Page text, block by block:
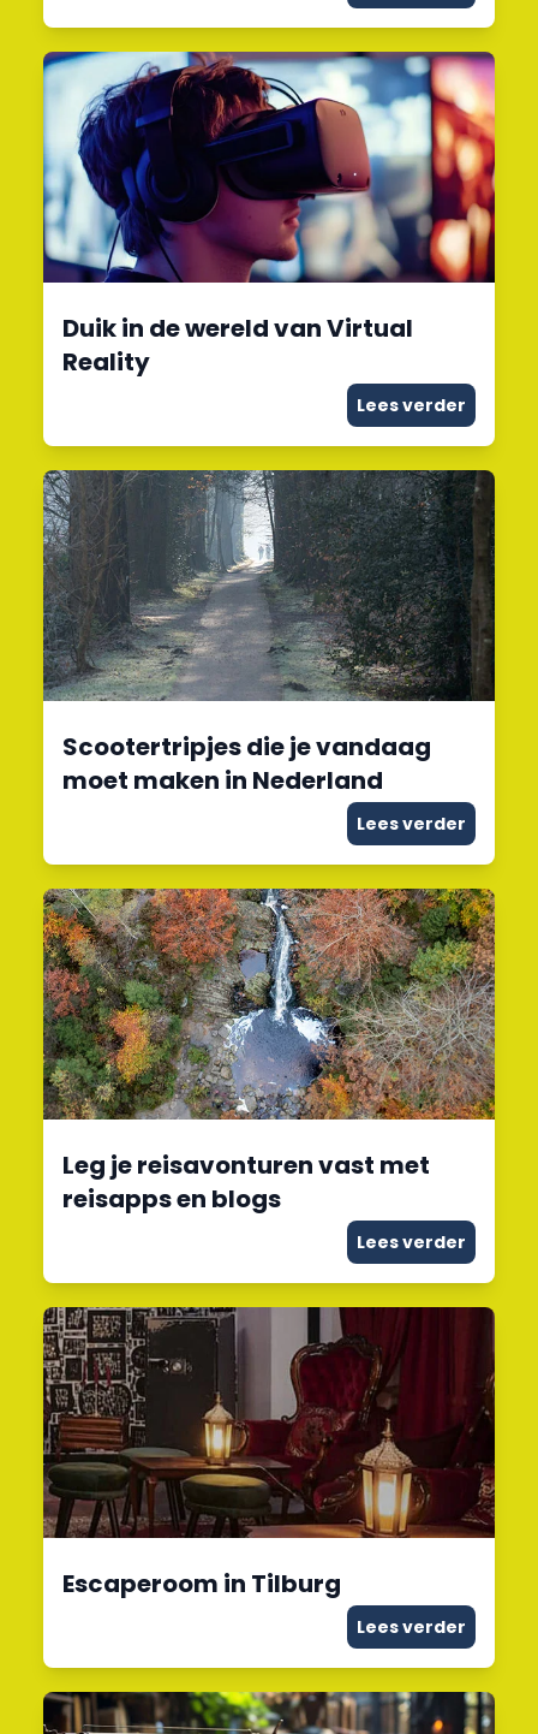
Duik in de wereld van Virtual
Reality
Lees verder
Scootertripjes die je vandaag
moet maken in Nederland
Lees verder
Leg je reisavonturen vast met
reisapps en blogs
Lees verder
Escaperoom in Tilburg
Lees verder